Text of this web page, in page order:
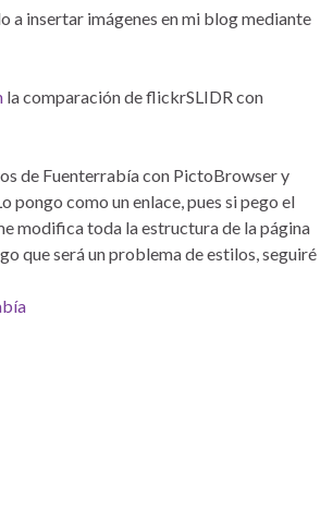
a insertar imágenes en mi blog mediante
la comparación de flickrSLIDR con
de Fuenterrabía con PictoBrowser y
pongo como un enlace, pues si pego el
modifica toda la estructura de la página
que será un problema de estilos, seguiré